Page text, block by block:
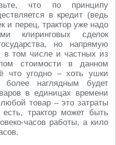
что по принципу
в кредит (ведь
и перец, трактор уже надо
клиринговых сделок
но напрямую
в том числе и частных из
стоимости в данном
что угодно – хоть ушки
наглядным будет
в единицах времени
товар – это затраты
трактор может быть
часов работы, а кило